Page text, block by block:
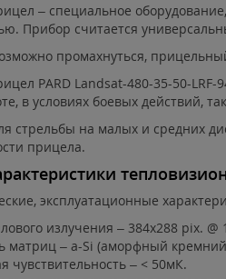
– специальное
Прибор считается
промахнуться,
PARD Landsat-480-35-50-
в условиях боевых действий,
стрельбы на малых и средних
прицела.
эксплуатационные
излучения – 384x288 pix.
матриц – a-Si (аморфный
чувствительность – < 50мК.